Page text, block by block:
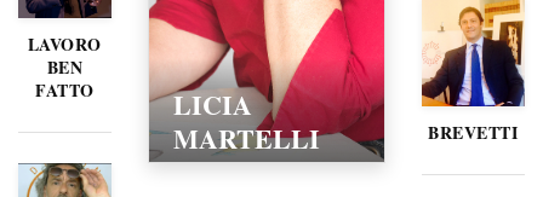
LAVORO
BEN
FATTO
LICIA
MARTELLI
BREVETTI